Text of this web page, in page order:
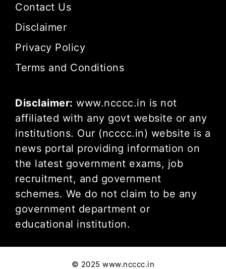
Contact Us
Disclaimer
Privacy Policy
Terms and Conditions
Disclaimer: www.ncccc.in is not
affiliated with any govt website or any
institutions. Our (ncccc.in) website is a
news portal providing information on
the latest government exams, job
recruitment, and government
schemes. We do not claim to be any
government department or
educational institution.
© 2025 www.ncccc.in